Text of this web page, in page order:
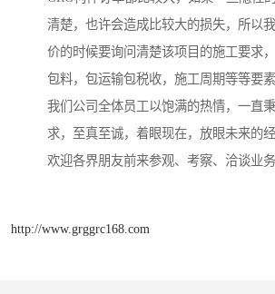
清楚，也许会造成比较大的损失，所以
价的时候要询问清楚该项目的施工要求
包料，包运输包税收，施工周期等等要素
我们公司全体员工以饱满的热情，一直
求，至真至诚，着眼现在，放眼未来的
欢迎各界朋友前来参观、考察、洽谈业务
http://www.grggrc168.com